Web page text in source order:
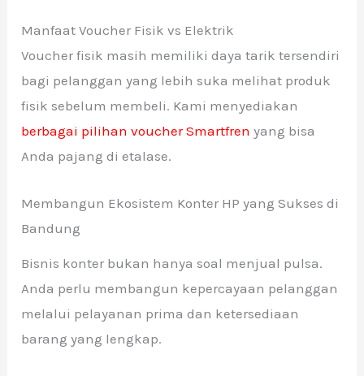
Manfaat Voucher Fisik vs Elektrik
Voucher fisik masih memiliki daya tarik tersendiri
bagi pelanggan yang lebih suka melihat produk
fisik sebelum membeli. Kami menyediakan
berbagai pilihan voucher Smartfren yang bisa
Anda pajang di etalase.
Membangun Ekosistem Konter HP yang Sukses di
Bandung
Bisnis konter bukan hanya soal menjual pulsa.
Anda perlu membangun kepercayaan pelanggan
melalui pelayanan prima dan ketersediaan
barang yang lengkap.